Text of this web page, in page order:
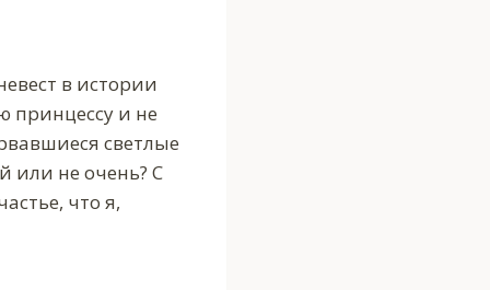
в истории
принцессу и не
светлые
или не очень? С
что я,